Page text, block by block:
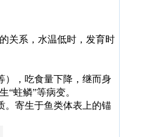
关系，水温低时，发育时
），吃食量下降，继而身
蛀鳞”等病变。
。寄生于鱼类体表上的锚